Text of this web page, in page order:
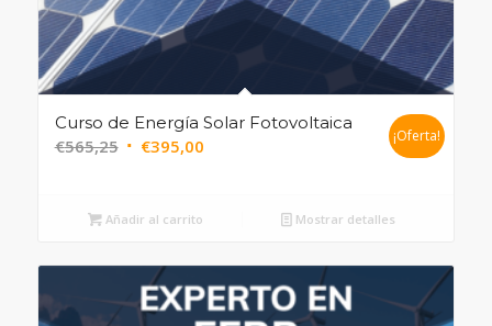
Curso de Energía Solar Fotovoltaica
€565,25 €395,00 ¡Oferta!
Añadir al carrito Mostrar detalles